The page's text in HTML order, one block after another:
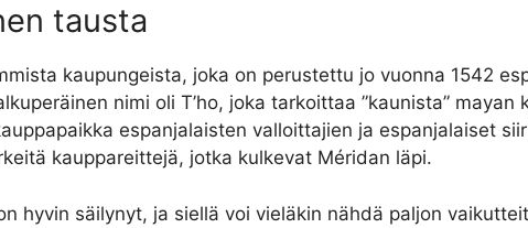
tausta
kaupungeista, joka on perustettu jo vuonna 1542
nimi oli T’ho, joka tarkoittaa ”kaunista” mayan
espanjalaisten valloittajien ja espanjalaiset
kauppareittejä, jotka kulkevat Méridan läpi.
hyvin säilynyt, ja siellä voi vieläkin nähdä paljon